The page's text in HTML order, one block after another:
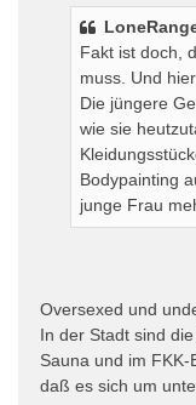
Fakt ist doch,
muss. Und
Die jüngere
wie sie
Bodypainting
junge Frau
Oversexed und
In der Stadt sind
Sauna und im FKK-
daß es sich um